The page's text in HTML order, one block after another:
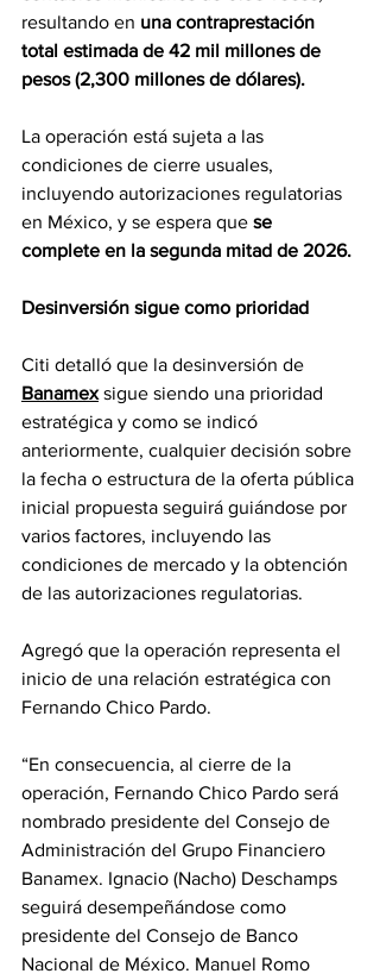
resultando en una contraprestación
total estimada de 42 mil millones de
pesos (2,300 millones de dólares).
La operación está sujeta a las
condiciones de cierre usuales,
incluyendo autorizaciones regulatorias
en México, y se espera que se
complete en la segunda mitad de 2026.
Desinversión sigue como prioridad
Citi detalló que la desinversión de
Banamex sigue siendo una prioridad
estratégica y como se indicó
anteriormente, cualquier decisión sobre
la fecha o estructura de la oferta pública
inicial propuesta seguirá guiándose por
varios factores, incluyendo las
condiciones de mercado y la obtención
de las autorizaciones regulatorias.
Agregó que la operación representa el
inicio de una relación estratégica con
Fernando Chico Pardo.
“En consecuencia, al cierre de la
operación, Fernando Chico Pardo será
nombrado presidente del Consejo de
Administración del Grupo Financiero
Banamex. Ignacio (Nacho) Deschamps
seguirá desempeñándose como
presidente del Consejo de Banco
Nacional de México. Manuel Romo